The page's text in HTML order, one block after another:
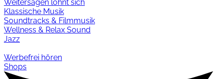
Weitersagen lohnt sich
Klassische Musik
Soundtracks & Filmmusik
Wellness & Relax Sound
Jazz
Werbefrei hören
Shops